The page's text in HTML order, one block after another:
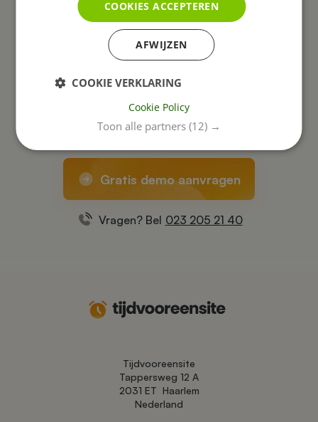
Tijd voor een site..?
Vraag een demo aan!
Wil je weten hoe jouw nieuwe website er uit komt te
zien? Wij maken geheel gratis en vrijblijvend een
voorbeeld van jouw succesvolle website.
Gratis demo aanvragen
Vragen? Bel 023 205 21 40
Tijdvooreensite
Tappersweg 12 A
2031 ET Haarlem
Nederland
Toon alle partners (12) →
COOKIES ACCEPTEREN
AFWIJZEN
COOKIE VERKLARING
Cookie Policy